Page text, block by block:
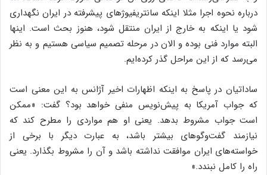
درباره نحوه اجرا مثلا اینکه سانتریفیوژهای پیشرفته در ایران نگهداری
شود یا اینکه به خارج از ایران منتقل شود، هنوز بحث است. اینها
البته موارد فنی بوده و الان در مرحله تصمیم سیاسی هستیم و به نظر
می‌رسد که از این مراحل گذر کرده‌ایم.
ساداتیان در پاسخ به اینکه اظهارات اخیر آژانس به این معنی است
که جواب آمریکا به پیش‌نویس منفی خواهد بود؟ گفت: «ممکن
است جواب مشروط بدهد. یعنی او هم مواردی را مطرح کند که
نیازمند گفت‌وگو‌های بیشتر باشد، به عبارت دیگر با برخی از
خواسته‌های ایران موافقت نداشته باشد و آن را مشروط بگذارد. یعنی
راه را کامل نبندد.»